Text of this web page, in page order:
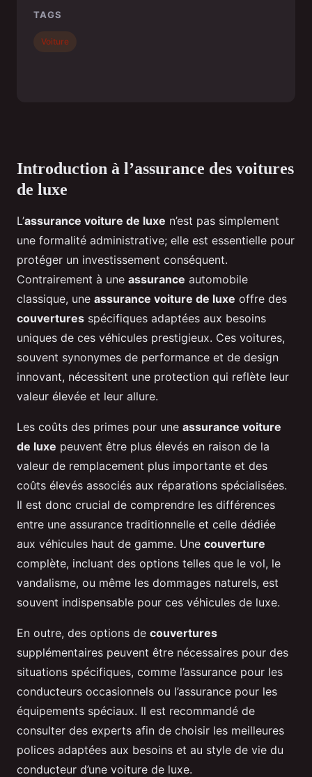
Introduction à l’assurance des voitures
de luxe
L’assurance voiture de luxe n’est pas simplement
une formalité administrative; elle est essentielle pour
protéger un investissement conséquent.
Contrairement à une assurance automobile
classique, une assurance voiture de luxe offre des
couvertures spécifiques adaptées aux besoins
uniques de ces véhicules prestigieux. Ces voitures,
souvent synonymes de performance et de design
innovant, nécessitent une protection qui reflète leur
valeur élevée et leur allure.
Les coûts des primes pour une assurance voiture
de luxe peuvent être plus élevés en raison de la
valeur de remplacement plus importante et des
coûts élevés associés aux réparations spécialisées.
Il est donc crucial de comprendre les différences
entre une assurance traditionnelle et celle dédiée
aux véhicules haut de gamme. Une couverture
complète, incluant des options telles que le vol, le
vandalisme, ou même les dommages naturels, est
souvent indispensable pour ces véhicules de luxe.
En outre, des options de couvertures
supplémentaires peuvent être nécessaires pour des
situations spécifiques, comme l’assurance pour les
conducteurs occasionnels ou l’assurance pour les
équipements spéciaux. Il est recommandé de
consulter des experts afin de choisir les meilleures
polices adaptées aux besoins et au style de vie du
conducteur d’une voiture de luxe.
TAGS
Voiture